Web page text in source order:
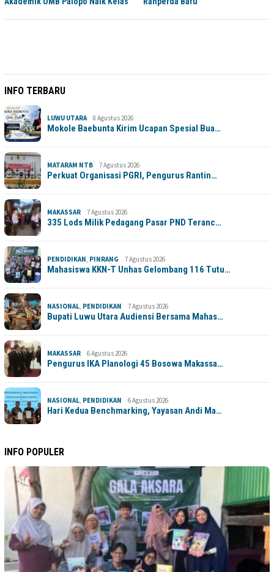
INFO TERBARU
LUWU UTARA 8 Agustus 2026
Mokole Baebunta Kirim Ucapan Spesial Bua…
MATARAM NTB 7 Agustus 2026
Perkuat Organisasi PGRI, Pengurus Rantin…
MAKASSAR 7 Agustus 2026
335 Lods Milik Pedagang Pasar PND Teranc…
PENDIDIKAN, PINRANG 7 Agustus 2026
Mahasiswa KKN-T Unhas Gelombang 116 Tutu…
NASIONAL, PENDIDIKAN 7 Agustus 2026
Bupati Luwu Utara Audiensi Bersama Mahas…
MAKASSAR 6 Agustus 2026
Pengurus IKA Planologi 45 Bosowa Makassa…
NASIONAL, PENDIDIKAN 6 Agustus 2026
Hari Kedua Benchmarking, Yayasan Andi Ma…
INFO POPULER